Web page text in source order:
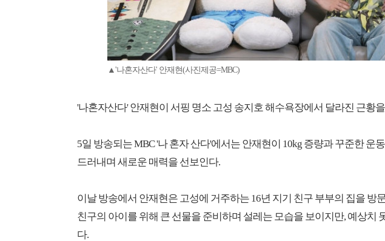
▲'나혼자산다' 안재현(사진제공=MBC)
'나혼자산다' 안재현이 서핑 명소 고성 송지호 해수욕장에서 달라진 근황
5일 방송되는 MBC '나 혼자 산다'에서는 안재현이 10kg 증량과 꾸준한 운
드러내며 새로운 매력을 선보인다.
이날 방송에서 안재현은 고성에 거주하는 16년 지기 친구 부부의 집을 방
친구의 아이를 위해 큰 선물을 준비하며 설레는 모습을 보이지만, 예상치
다.